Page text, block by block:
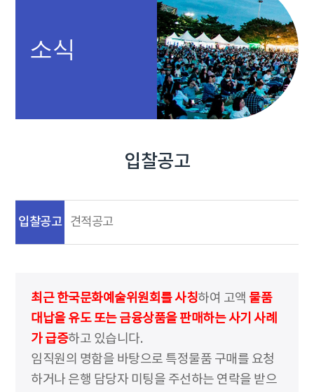
소식
입찰공고
입찰공고 견적공고
최근 한국문화예술위원회를 사칭하여 고액 물품
대납을 유도 또는 금융상품을 판매하는 사기 사례
가 급증하고 있습니다.
임직원의 명함을 바탕으로 특정물품 구매를 요청
하거나 은행 담당자 미팅을 주선하는 연락을 받으